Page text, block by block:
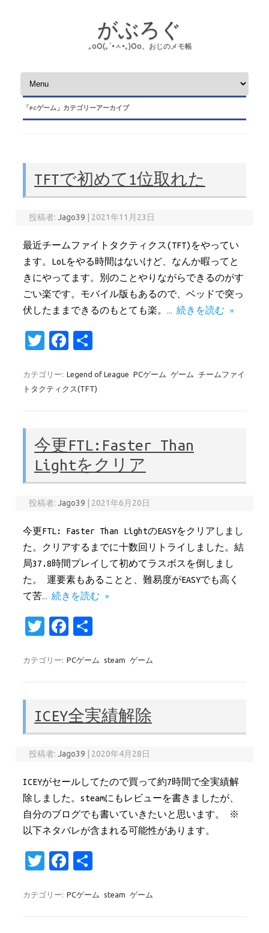
がぶろぐ
｡оО(｡´•ㅅ•｡)Оо。おじのメモ帳
コンテンツへスキップ
「 PCゲーム 」カテゴリーアーカイブ
TFTで初めて1位取れた
投稿者:Jago39 2021年11月23日
最近チームファイトタクティクス(TFT)をやってい
ます。LoLをやる時間はないけど、なんか暇ってと
きにやってます。別のことやりながらできるのがす
ごい楽です。モバイル版もあるので、ベッドで突っ
伏したままできるのもとても楽。… 続きを読む »
T
it
te
Fa
e
b
o
k
カテゴリー: Legend of League PCゲーム ゲーム チームファイ
トタクティクス(TFT)
今更FTL:Faster Than
Lightをクリア
投稿者:Jago39 2021年6月20日
今更FTL: Faster Than LightのEASYをクリアしまし
た。クリアするまでに十数回リトライしました。結
局37.8時間プレイして初めてラスボスを倒しまし
た。 運要素もあることと、難易度がEASYでも高く
て苦… 続きを読む »
T
it
Fa
e
o
o
k
カテゴリー: PCゲーム steam ゲーム
ICEY全実績解除
投稿者:Jago39 2020年4月28日
ICEYがセールしてたので買って約7時間で全実績解
除しました。steamにもレビューを書きましたが、
自分のブログでも書いていきたいと思います。 ※
以下ネタバレが含まれる可能性があります。
T
it
Fa
e
カテゴリー: PCゲーム steam ゲーム